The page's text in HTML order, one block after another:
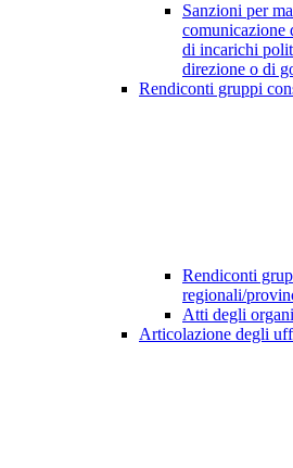
Sanzioni per
comunicazione
di incarichi
direzione o di
Rendiconti gruppi
Rendiconti
regionali/
Atti degli
Articolazione degli